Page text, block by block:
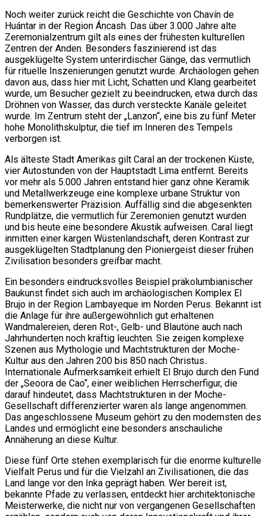
Noch weiter zurück reicht die Geschichte von Chavín de
Huántar in der Region Áncash. Das über 3.000 Jahre alte
Zeremonialzentrum gilt als eines der frühesten kulturellen
Zentren der Anden. Besonders faszinierend ist das
ausgeklügelte System unterirdischer Gänge, das vermutlich
für rituelle Inszenierungen genutzt wurde. Archäologen gehen
davon aus, dass hier mit Licht, Schatten und Klang gearbeitet
wurde, um Besucher gezielt zu beeindrucken, etwa durch das
Dröhnen von Wasser, das durch versteckte Kanäle geleitet
wurde. Im Zentrum steht der „Lanzon“, eine bis zu fünf Meter
hohe Monolithskulptur, die tief im Inneren des Tempels
verborgen ist.
Als älteste Stadt Amerikas gilt Caral an der trockenen Küste,
vier Autostunden von der Hauptstadt Lima entfernt. Bereits
vor mehr als 5.000 Jahren entstand hier ganz ohne Keramik
und Metallwerkzeuge eine komplexe urbane Struktur von
bemerkenswerter Präzision. Auffällig sind die abgesenkten
Rundplätze, die vermutlich für Zeremonien genutzt wurden
und bis heute eine besondere Akustik aufweisen. Caral liegt
inmitten einer kargen Wüstenlandschaft, deren Kontrast zur
ausgeklügelten Stadtplanung den Pioniergeist dieser frühen
Zivilisation besonders greifbar macht.
Ein besonders eindrucksvolles Beispiel präkolumbianischer
Baukunst findet sich auch im archäologischen Komplex El
Brujo in der Region Lambayeque im Norden Perus. Bekannt ist
die Anlage für ihre außergewöhnlich gut erhaltenen
Wandmalereien, deren Rot-, Gelb- und Blautöne auch nach
Jahrhunderten noch kräftig leuchten. Sie zeigen komplexe
Szenen aus Mythologie und Machtstrukturen der Moche-
Kultur aus den Jahren 200 bis 850 nach Christus..
Internationale Aufmerksamkeit erhielt El Brujo durch den Fund
der „Seoora de Cao“, einer weiblichen Herrscherfigur, die
darauf hindeutet, dass Machtstrukturen in der Moche-
Gesellschaft differenzierter waren als lange angenommen.
Das angeschlossene Museum gehört zu den modernsten des
Landes und ermöglicht eine besonders anschauliche
Annäherung an diese Kultur.
Diese fünf Orte stehen exemplarisch für die enorme kulturelle
Vielfalt Perus und für die Vielzahl an Zivilisationen, die das
Land lange vor den Inka geprägt haben. Wer bereit ist,
bekannte Pfade zu verlassen, entdeckt hier architektonische
Meisterwerke, die nicht nur von vergangenen Gesellschaften